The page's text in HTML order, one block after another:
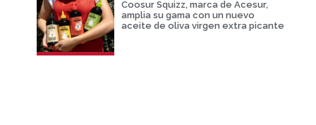
Coosur Squizz, marca de Acesur,
amplia su gama con un nuevo
aceite de oliva virgen extra picante